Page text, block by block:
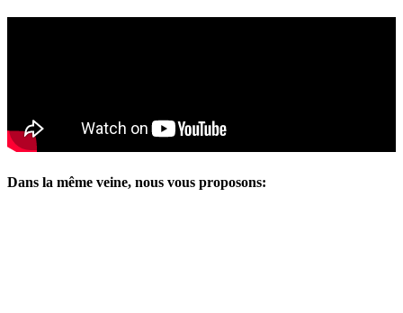
Dans la même veine, nous vous proposons: